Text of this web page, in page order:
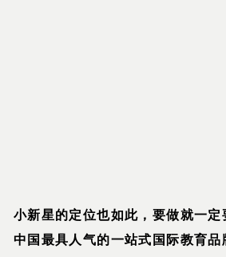
小新星的定位也如此，要做就一
中国最具人气的一站式国际教育品